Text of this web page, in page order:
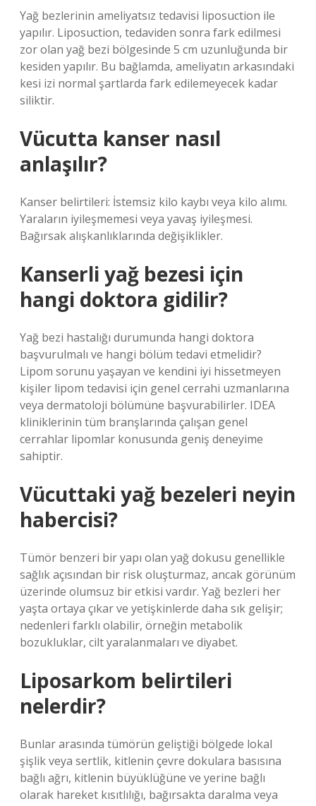
Yağ bezlerinin ameliyatsız tedavisi liposuction ile
yapılır. Liposuction, tedaviden sonra fark edilmesi
zor olan yağ bezi bölgesinde 5 cm uzunluğunda bir
kesiden yapılır. Bu bağlamda, ameliyatın arkasındaki
kesi izi normal şartlarda fark edilemeyecek kadar
siliktir.
Vücutta kanser nasıl
anlaşılır?
Kanser belirtileri: İstemsiz kilo kaybı veya kilo alımı.
Yaraların iyileşmemesi veya yavaş iyileşmesi.
Bağırsak alışkanlıklarında değişiklikler.
Kanserli yağ bezesi için
hangi doktora gidilir?
Yağ bezi hastalığı durumunda hangi doktora
başvurulmalı ve hangi bölüm tedavi etmelidir?
Lipom sorunu yaşayan ve kendini iyi hissetmeyen
kişiler lipom tedavisi için genel cerrahi uzmanlarına
veya dermatoloji bölümüne başvurabilirler. IDEA
kliniklerinin tüm branşlarında çalışan genel
cerrahlar lipomlar konusunda geniş deneyime
sahiptir.
Vücuttaki yağ bezeleri neyin
habercisi?
Tümör benzeri bir yapı olan yağ dokusu genellikle
sağlık açısından bir risk oluşturmaz, ancak görünüm
üzerinde olumsuz bir etkisi vardır. Yağ bezleri her
yaşta ortaya çıkar ve yetişkinlerde daha sık gelişir;
nedenleri farklı olabilir, örneğin metabolik
bozukluklar, cilt yaralanmaları ve diyabet.
Liposarkom belirtileri
nelerdir?
Bunlar arasında tümörün geliştiği bölgede lokal
şişlik veya sertlik, kitlenin çevre dokulara basısına
bağlı ağrı, kitlenin büyüklüğüne ve yerine bağlı
olarak hareket kısıtlılığı, bağırsakta daralma veya